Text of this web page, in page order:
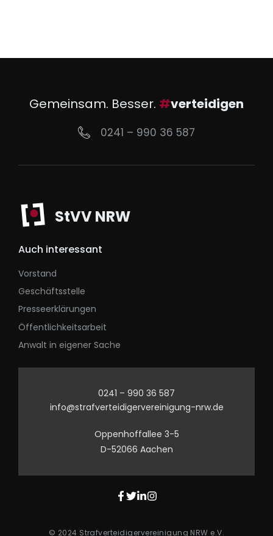
Gemeinsam. Besser. #verteidigen
0241 – 990 36 587
StVV NRW
Auch interessant
Vorstand
Geschäftsstelle
Presseerklärungen
Öffentlichkeitsarbeit
Anwalt in eigener Sache
0241 – 990 36 587
info@strafverteidigervereinigung-nrw.de
Oppenhoffallee 3-5
D-52066 Aachen
© 2024 Strafverteidigervereinigung NRW e.V.